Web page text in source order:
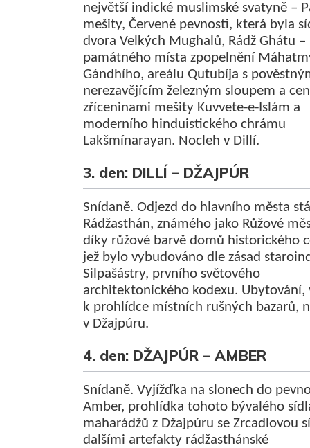
největší indické muslimské svatyně –
mešity, Červené pevnosti, která byla
dvora Velkých Mughalů, Rádž Ghátu –
památného místa zpopelnění
Gándhího, areálu Qutubíja s
nerezavějícím železným sloupem a
zříceninami mešity Kuvvete-e-Islám a
moderního hinduistického chrámu
Lakšmínarayan. Nocleh v Dillí.
3. den: DILLÍ – DŽAJPÚR
Snídaně. Odjezd do hlavního města
Rádžasthán, známého jako Růžové
díky růžové barvě domů historického
jež bylo vybudováno dle zásad
Silpašástry, prvního světového
architektonického kodexu. Ubytování,
k prohlídce místních rušných bazarů,
v Džajpúru.
4. den: DŽAJPÚR – AMBER
Snídaně. Vyjížďka na slonech do
Amber, prohlídka tohoto bývalého
maharádžů z Džajpúru se Zrcadlovou
dalšími artefakty rádžasthánské